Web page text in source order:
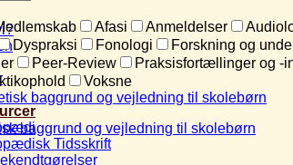
Tidsskrift
Afasi Anmeldelser
Dyspraksi Fonologi Forskning og
Peer-Review Praksisfortællinger og -
Voksne
baggrund og vejledning til skolebørn